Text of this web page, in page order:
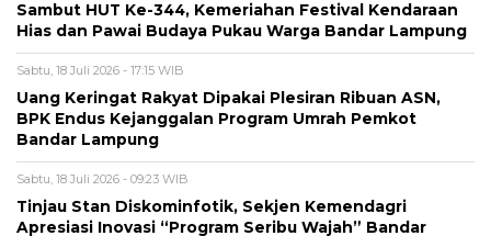
Sambut HUT Ke-344, Kemeriahan Festival Kendaraan
Hias dan Pawai Budaya Pukau Warga Bandar Lampung
Sabtu, 18 Juli 2026 - 17:15 WIB
Uang Keringat Rakyat Dipakai Plesiran Ribuan ASN,
BPK Endus Kejanggalan Program Umrah Pemkot
Bandar Lampung
Sabtu, 18 Juli 2026 - 09:23 WIB
Tinjau Stan Diskominfotik, Sekjen Kemendagri
Apresiasi Inovasi “Program Seribu Wajah” Bandar